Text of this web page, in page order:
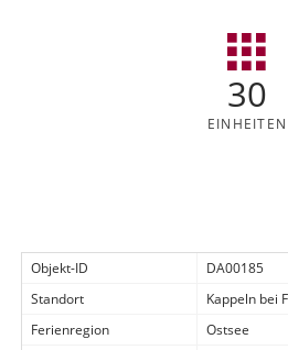
30
EINHEITEN
Objekt-ID
DA00185
Standort
Kappeln bei
Ferienregion
Ostsee